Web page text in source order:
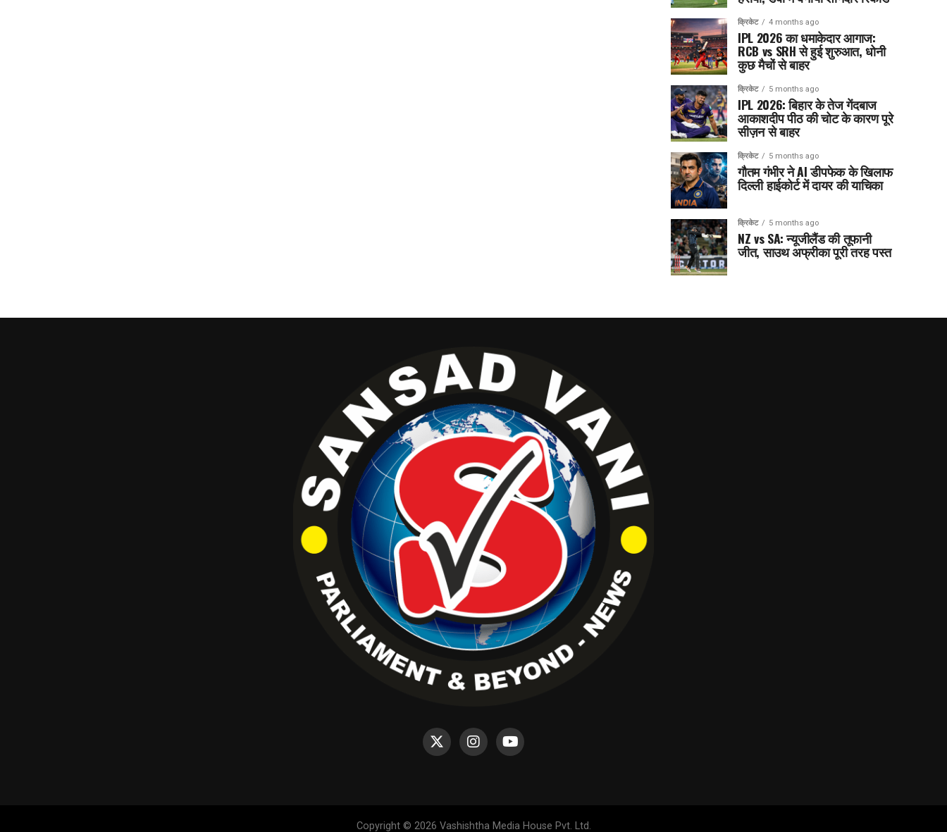
क्रिकेट 4 months ago
IPL 2026 का धमाकेदार आगाज:
RCB vs SRH से हुई शुरुआत, धोनी
कुछ मैचों से बाहर
क्रिकेट 5 months ago
IPL 2026: बिहार के तेज गेंदबाज
आकाशदीप पीठ की चोट के कारण पूरे
सीज़न से बाहर
क्रिकेट 5 months ago
गौतम गंभीर ने AI डीपफेक के खिलाफ
दिल्ली हाईकोर्ट में दायर की याचिका
क्रिकेट 5 months ago
NZ vs SA: न्यूजीलैंड की तूफानी
जीत, साउथ अफ्रीका पूरी तरह पस्त
Copyright © 2026 Vashishtha Media House Pvt. Ltd.